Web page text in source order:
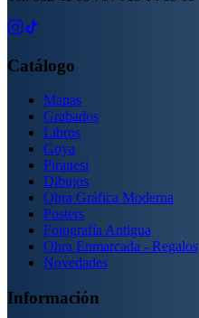
Catálogo
Mapas
Grabados
Libros
Goya
Piranesi
Dibujos
Obra Gráfica Moderna
Posters
Fotografía Antigua
Obra Enmarcada - Regalos
Novedades
Información